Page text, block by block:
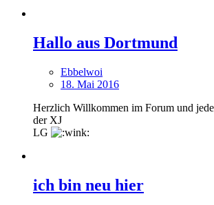
Hallo aus Dortmund
Ebbelwoi
18. Mai 2016
Herzlich Willkommen im Forum und
der XJ
LG
ich bin neu hier